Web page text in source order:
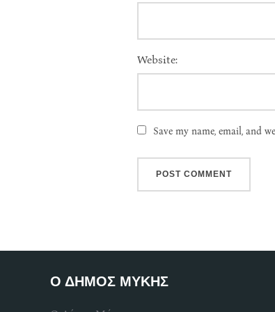
Website:
Save my name, email, and
Ο ΔΗΜΟΣ ΜΥΚΗΣ